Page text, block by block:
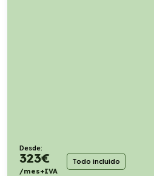
Desde:
323€
/mes+IVA
Todo incluido